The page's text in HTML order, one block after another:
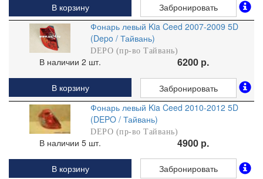
В корзину
Забронировать
Фонарь левый Kia Ceed 2007-2009 5D
(Depo / Тайвань)
DEPO (пр-во Тайвань)
В наличии 2 шт. 6200 р.
В корзину
Забронировать
Фонарь левый Kia Ceed 2010-2012 5D
(DEPO / Тайвань)
DEPO (пр-во Тайвань)
В наличии 5 шт. 4900 р.
В корзину
Забронировать